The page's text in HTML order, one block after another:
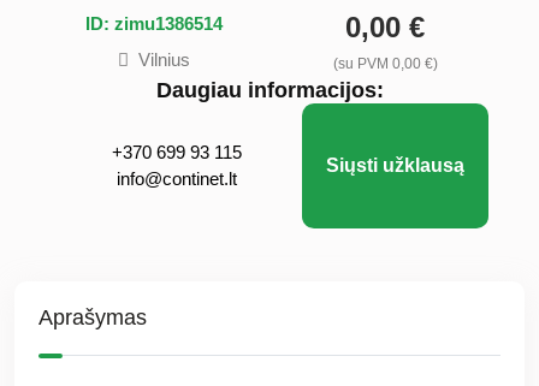
ID: zimu1386514
Vilnius
0,00 €
(su PVM 0,00 €)
Daugiau informacijos:
+370 699 93 115
info@continet.lt
Siųsti užklausą
Aprašymas